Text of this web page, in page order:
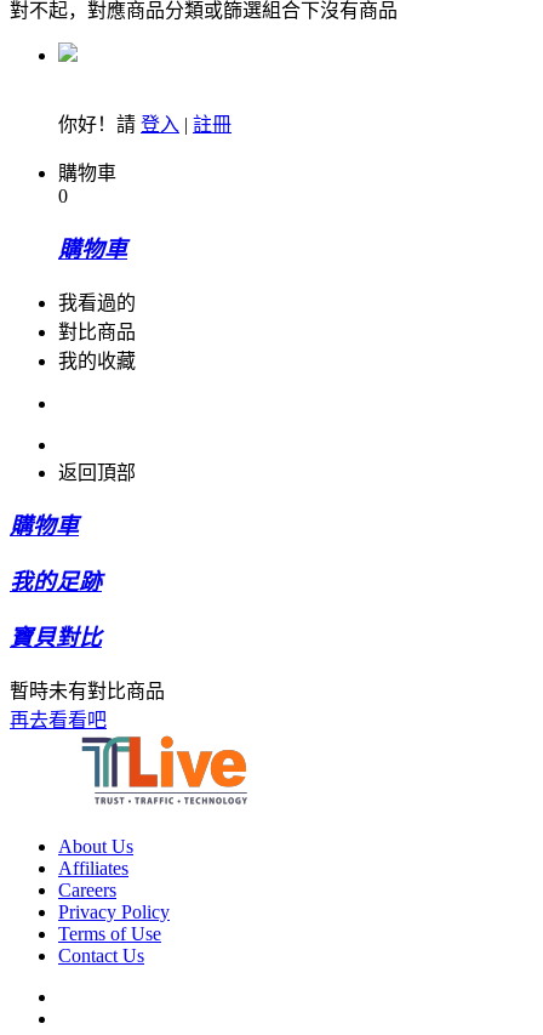
對不起，對應商品分類或篩選組合下沒有商品
你好！請 登入 | 註冊
購物車
0
購物車
我看過的
對比商品
我的收藏
返回頂部
購物車
我的足跡
寶貝對比
暫時未有對比商品
再去看看吧
About Us
Affiliates
Careers
Privacy Policy
Terms of Use
Contact Us